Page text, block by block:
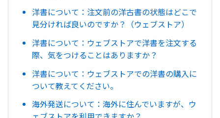
洋書について：注文前の洋古書の状態はどこで
見分ければ良いのですか？（ウェブストア）
洋書について：ウェブストアで洋書を注文する
際、気をつけることはありますか？
洋書について：ウェブストアでの洋書の購入に
ついて教えてください。
海外発送について：海外に住んでいますが、ウ